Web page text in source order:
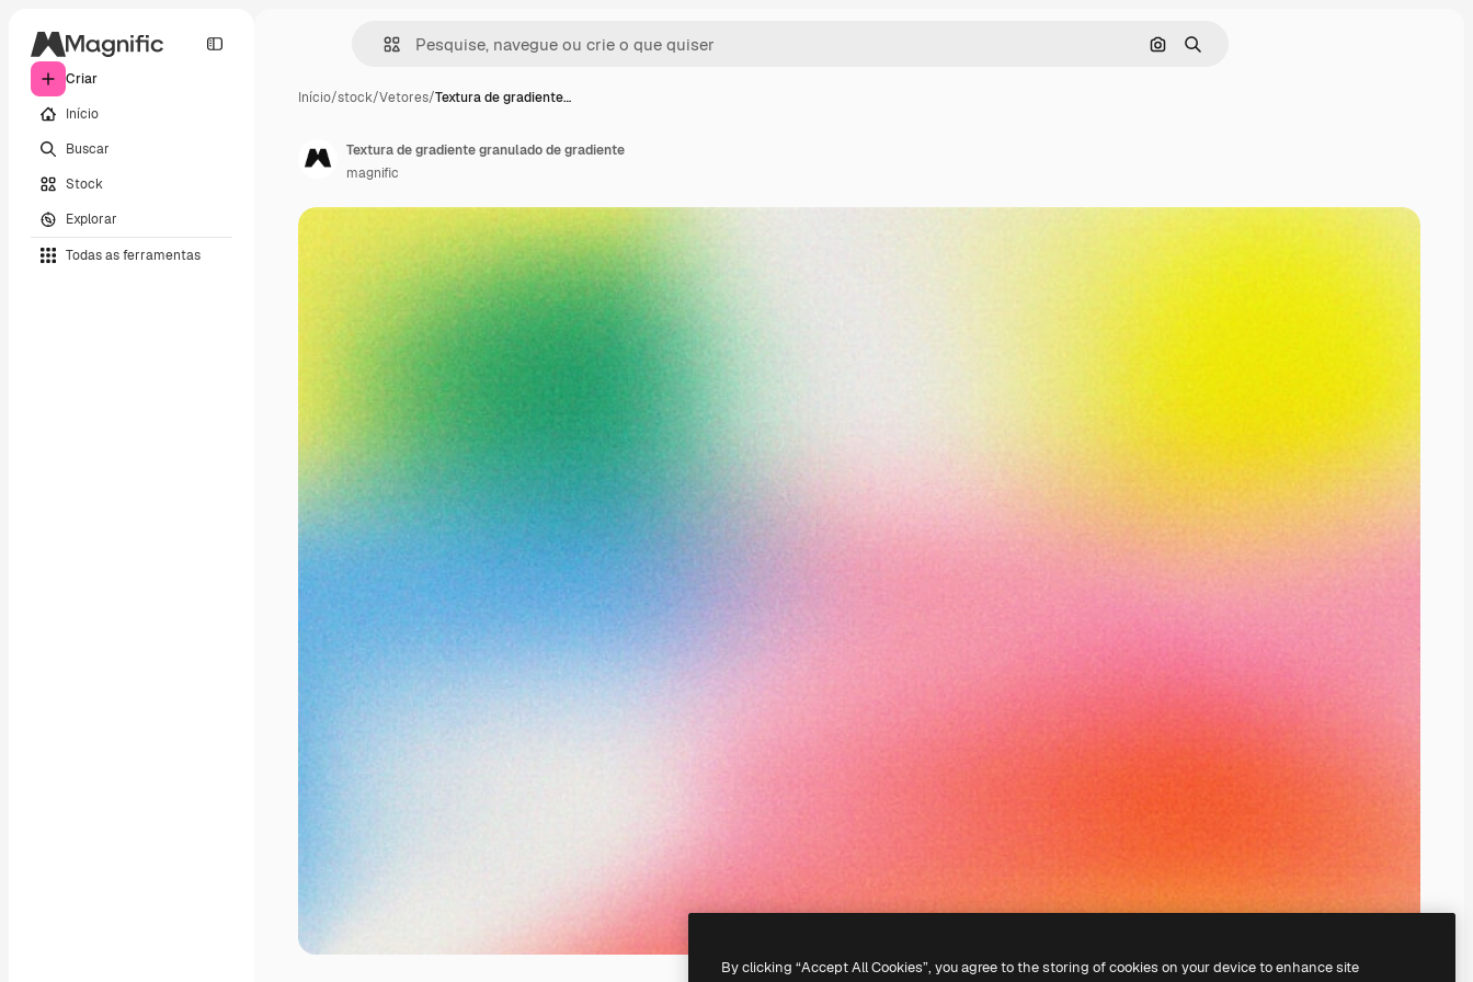
Criar
Início
Buscar
Stock
Explorar
Todas as ferramentas
Pesquisar por imagem
Buscar
Início/stock/Vetores/Textura de gradiente…
Textura de gradiente granulado de gradiente
magnific
By clicking “Accept All Cookies”, you agree to the storing of cookies on your device to enhance site